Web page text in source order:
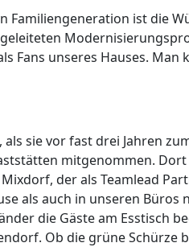
ist die
Fans unseres Hauses. Man
sie vor fast drei Jahren
mitgenommen.
der als Teamlead
als auch in unseren Büros
die Gäste am Esstisch
Ob die grüne Schürze